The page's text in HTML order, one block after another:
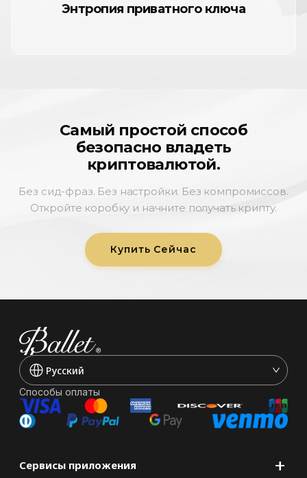
Энтропия приватного ключа
Самый простой способ
безопасно владеть
криптовалютой.
Без сид-фраз. Без настройки. Без компромиссов.
Откройте коробку и начните получать крипту.
Купить Сейчас
Pусский
Способы оплаты
+
Сервисы приложения